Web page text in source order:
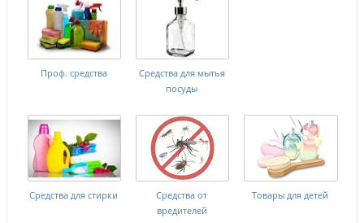
Проф. средства
Средства для мытья
посуды
Средства для стирки
Средства от
вредителей
Товары для детей